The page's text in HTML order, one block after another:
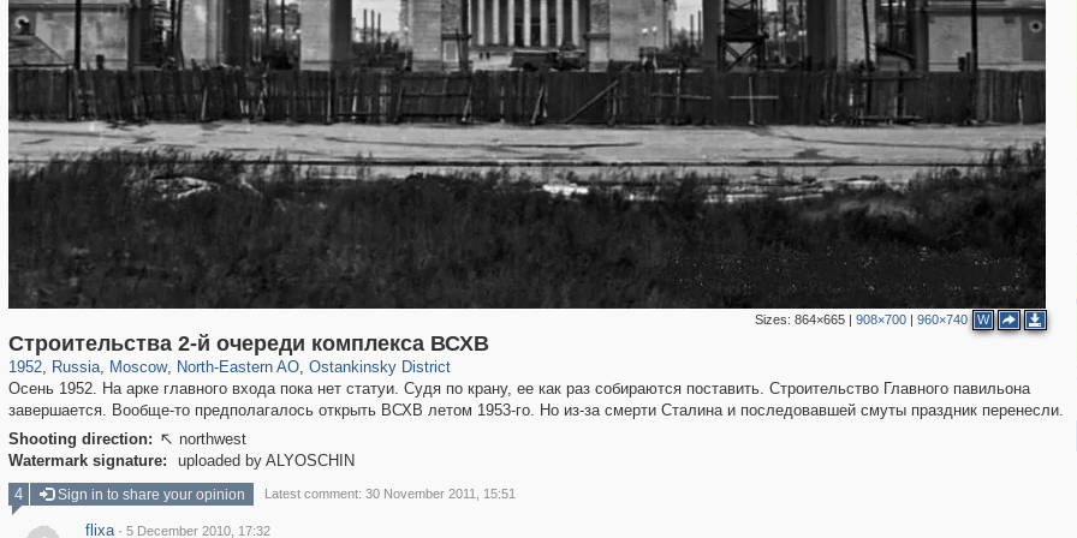
Sizes: 864×665| 908×700| 960×740 W
Строительства 2-й очереди комплекса ВСХВ
1952, Russia
1,406,034 29,243
, Moscow
319,724 8,286
, North-Eastern AO
24,485 250
, Ostankinsky District
13,478 148
Осень 1952. На арке главного входа пока нет статуи. Судя по крану, ее как раз собираются поставить. Строительство Главного павильона
завершается. Вообще-то предполагалось открыть ВСХВ летом 1953-го. Но из-за смерти Сталина и последовавшей смуты праздник перенесли.
Shooting direction:  northwest
Watermark signature:
uploaded by ALYOSCHIN
4
Sign in to share your opinion Latest comment: 30 November 2011, 15:51
flixa · 5 December 2010, 17:32